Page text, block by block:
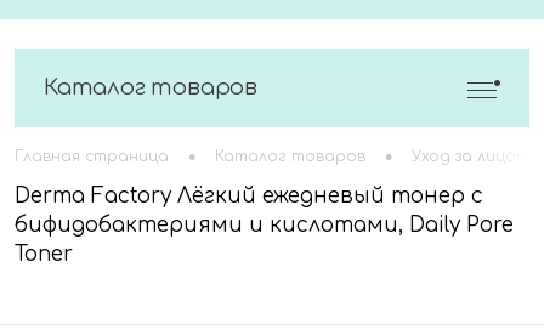
Каталог товаров
Главная страница • Каталог товаров • Уход за лицом
Derma Factory Лёгкий ежедневый тонер с
бифидобактериями и кислотами, Daily Pore
Toner